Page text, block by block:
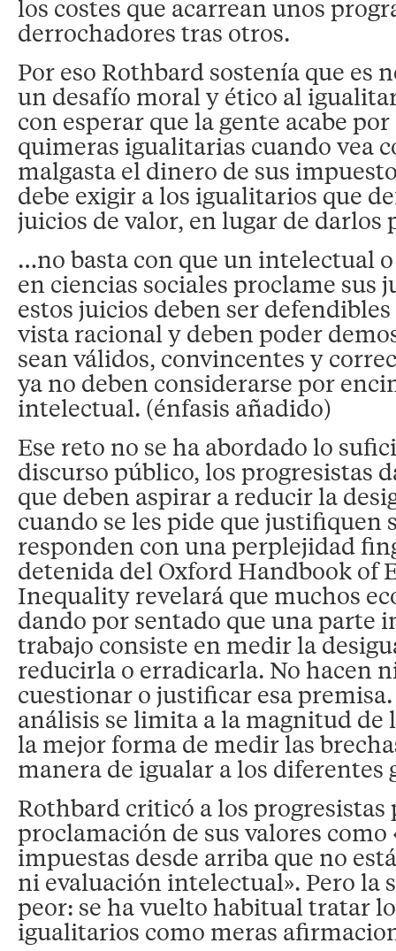
los costes que acarrean unos
derrochadores tras otros.
Por eso Rothbard sostenía que es
un desafío moral y ético al
con esperar que la gente acabe
quimeras igualitarias cuando vea
malgasta el dinero de sus
debe exigir a los igualitarios que
juicios de valor, en lugar de darlos
…no basta con que un intelectual
en ciencias sociales proclame sus
estos juicios deben ser
vista racional y deben poder
sean válidos, convincentes y
ya no deben considerarse por
intelectual. (énfasis añadido)
Ese reto no se ha abordado lo
discurso público, los progresistas
que deben aspirar a reducir la
cuando se les pide que justifiquen
responden con una perplejidad
detenida del Oxford Handbook of
Inequality revelará que muchos
dando por sentado que una parte
trabajo consiste en medir la
reducirla o erradicarla. No hacen
cuestionar o justificar esa
análisis se limita a la magnitud de
la mejor forma de medir las
manera de igualar a los diferentes
Rothbard criticó a los
proclamación de sus valores como
impuestas desde arriba que no
ni evaluación intelectual». Pero la
peor: se ha vuelto habitual tratar
igualitarios como meras